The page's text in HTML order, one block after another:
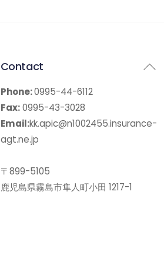
Back
Contact
Phone:0995-44-6112
Fax:0995-43-3028
Email:kk.apic@n1002455.insurance-
agt.ne.jp
〒899-5105
鹿児島県霧島市隼人町小田 1217-1